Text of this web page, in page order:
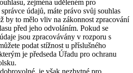
zejména uděleném pro
údajů, máte právo svůj souhlas
by to mělo vliv na zákonnost zpracování
před jeho odvoláním. Pokud se
jsou zpracovávány v rozporu s
podat stížnost u příslušného
je předseda Úřadu pro ochranu
je však nezbytné pro